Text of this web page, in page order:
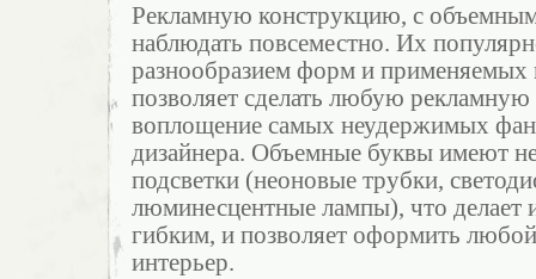
Рекламную конструкцию, с
наблюдать повсеместно. Их
разнообразием форм и применяемых
позволяет сделать любую
воплощение самых неудержимых
дизайнера. Объемные буквы имеют
подсветки (неоновые трубки,
люминесцентные лампы), что делает
гибким, и позволяет оформить любой
интерьер.